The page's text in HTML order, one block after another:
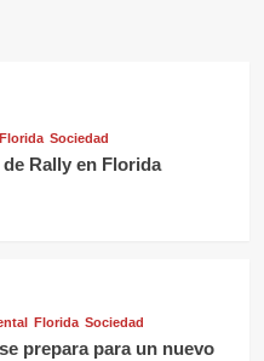
Florida Sociedad
Rally en Florida
Florida Sociedad
prepara para un nuevo